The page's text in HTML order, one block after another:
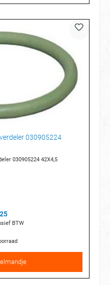
030905224
030905224 42X4,5
BTW